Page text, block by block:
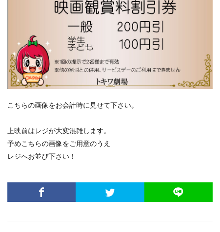
こちらの画像をお会計時に見せて下さい。
上映前はレジが大変混雑します。
予めこちらの画像をご用意のうえ
レジへお並び下さい！